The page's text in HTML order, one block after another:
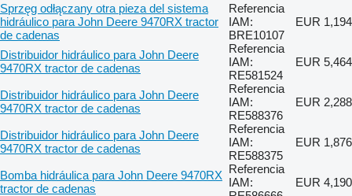
Sprzęg odłączany otra pieza del sistema
hidráulico para John Deere 9470RX tractor
de cadenas
Referencia
IAM:
BRE10107
EUR 1,194
Distribuidor hidráulico para John Deere
9470RX tractor de cadenas
Referencia
IAM:
RE581524
EUR 5,464
Distribuidor hidráulico para John Deere
9470RX tractor de cadenas
Referencia
IAM:
RE588376
EUR 2,288
Distribuidor hidráulico para John Deere
9470RX tractor de cadenas
Referencia
IAM:
RE588375
EUR 1,876
Bomba hidráulica para John Deere 9470RX
tractor de cadenas
Referencia
IAM:
EUR 4,190